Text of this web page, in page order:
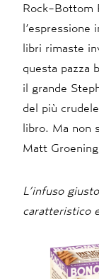
Rock-Bottom
l’espressione
libri rimaste
questa pazza
il grande
del più
libro. Ma non
Matt
L’infuso
caratteristico